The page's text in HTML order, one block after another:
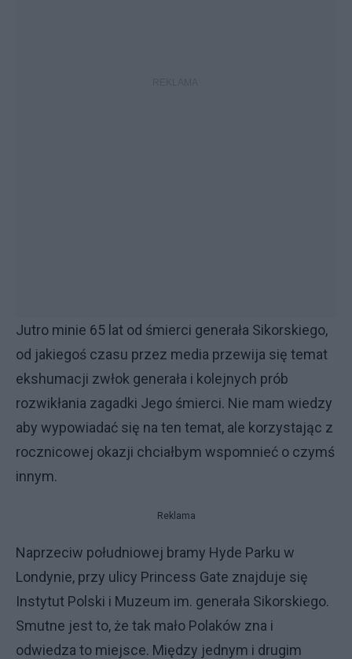
Jutro minie 65 lat od śmierci generała Sikorskiego,
od jakiegoś czasu przez media przewija się temat
ekshumacji zwłok generała i kolejnych prób
rozwikłania zagadki Jego śmierci. Nie mam wiedzy
aby wypowiadać się na ten temat, ale korzystając z
rocznicowej okazji chciałbym wspomnieć o czymś
innym.
Reklama
Naprzeciw południowej bramy Hyde Parku w
Londynie, przy ulicy Princess Gate znajduje się
Instytut Polski i Muzeum im. generała Sikorskiego.
Smutne jest to, że tak mało Polaków zna i
odwiedza to miejsce. Między jednym i drugim